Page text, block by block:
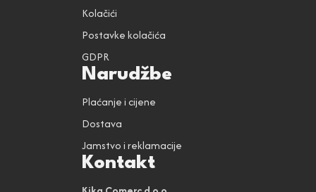
Kolačići
Postavke kolačića
GDPR
Narudžbe
Plaćanje i cijene
Dostava
Jamstvo i reklamacije
Kontakt